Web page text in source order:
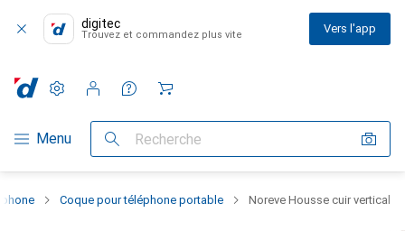
digitec
Trouvez et commandez plus vite Vers l'app
Navigation par catégorie
Menu Recherche
Paramètres
Compte client
Listes de comparaison
Listes d'envies
Panier
Coque pour téléphone portable Noreve Housse cuir vertical